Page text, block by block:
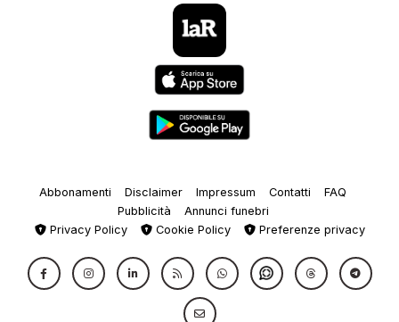
Abbonamenti Disclaimer Impressum Contatti
FAQ
Pubblicità
Annunci funebri
Privacy Policy
Cookie Policy Preferenze privacy